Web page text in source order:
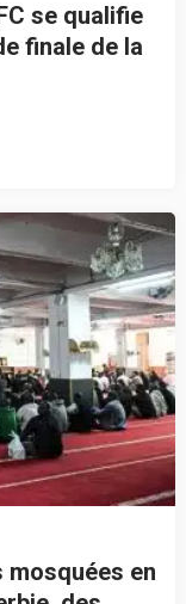
se qualifie
finale de la
en